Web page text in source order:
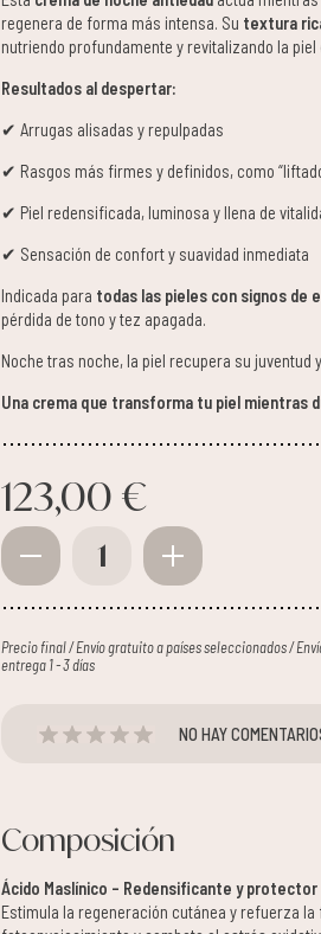
regenera de forma más intensa. Su textura
nutriendo profundamente y revitalizando la
Resultados al despertar:
✔ Arrugas alisadas y repulpadas
✔ Rasgos más firmes y definidos, como
✔ Piel redensificada, luminosa y llena de
✔ Sensación de confort y suavidad inmediata
Indicada para todas las pieles con signos de
pérdida de tono y tez apagada.
Noche tras noche, la piel recupera su juventud
Una crema que transforma tu piel mientras
123,00 €
1
Precio final / Envío gratuito a países seleccionados /
entrega 1 - 3 días
NO HAY
Composición
Ácido Maslínico – Redensificante y
Estimula la regeneración cutánea y refuerza la